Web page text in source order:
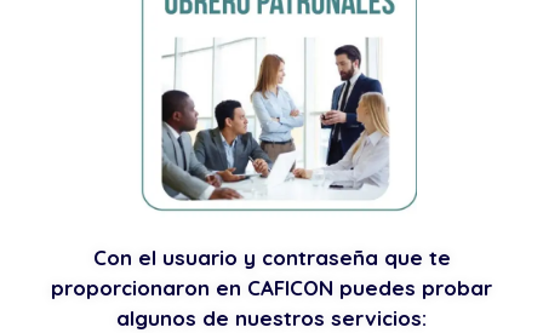
Con el usuario y contraseña que te
proporcionaron en CAFICON puedes probar
algunos de nuestros servicios: